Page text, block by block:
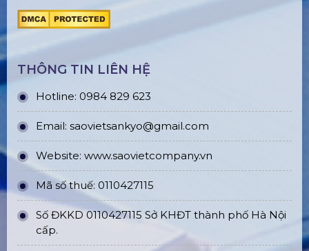
THÔNG TIN LIÊN HỆ
Hotline: 0984 829 623
Email: saovietsankyo@gmail.com
Website: www.saovietcompany.vn
Mã số thuế: 0110427115
Số ĐKKD 0110427115 Sở KHĐT thành phố Hà Nội
cấp.